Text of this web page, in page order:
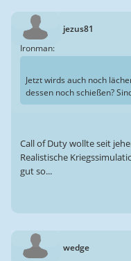
jezus81
Ironman:
Jetzt wirds auch noch
dessen noch schießen?
Call of Duty wollte seit
Realistische
gut so...
wedge